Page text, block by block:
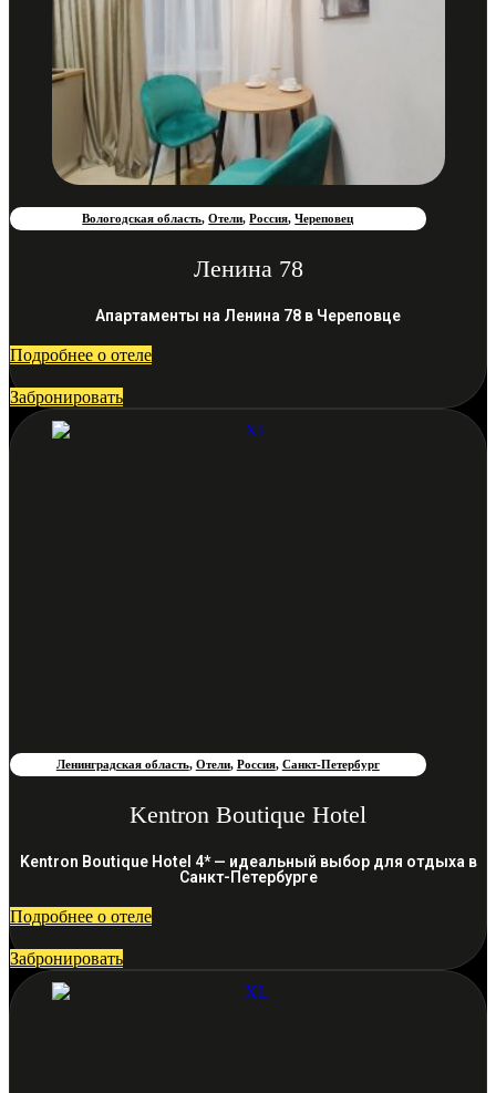
Вологодская область,Отели,Россия,Череповец
Ленина 78
Апартаменты на Ленина 78 в Череповце
Подробнее о отеле
Забронировать
Ленинградская область, Отели, Россия, Санкт-Петербург
Kentron Boutique Hotel
Kentron Boutique Hotel 4* — идеальный выбор для отдыха в
Санкт-Петербурге
Подробнее о отеле
Забронировать